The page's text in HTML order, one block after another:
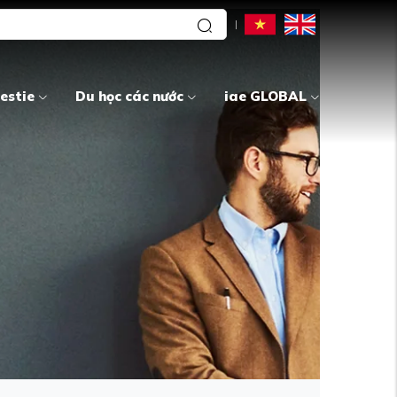
Du học các nước iae GLOBAL